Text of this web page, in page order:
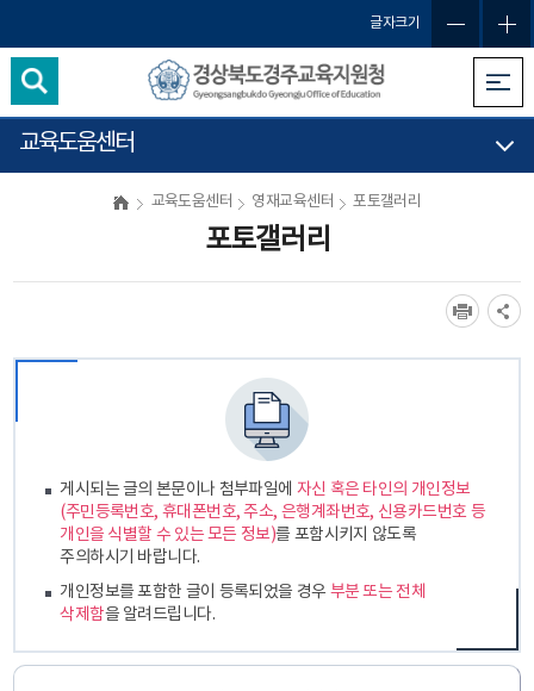
글자크기
교육도움센터
교육도움센터 영재교육센터 포토갤러리
포토갤러리
게시되는 글의 본문이나 첨부파일에 자신 혹은 타인의 개인정보
(주민등록번호, 휴대폰번호, 주소, 은행계좌번호, 신용카드번호 등
개인을 식별할 수 있는 모든 정보)를 포함시키지 않도록
주의하시기 바랍니다.
개인정보를 포함한 글이 등록되었을 경우 부분 또는 전체
삭제함을 알려드립니다.